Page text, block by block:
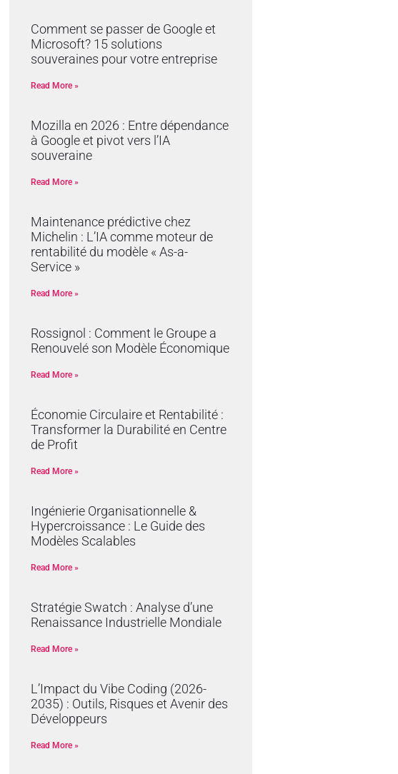
Comment se passer de Google et
Microsoft? 15 solutions
souveraines pour votre entreprise
Read More »
Mozilla en 2026 : Entre dépendance
à Google et pivot vers l’IA
souveraine
Read More »
Maintenance prédictive chez
Michelin : L’IA comme moteur de
rentabilité du modèle « As-a-
Service »
Read More »
Rossignol : Comment le Groupe a
Renouvelé son Modèle Économique
Read More »
Économie Circulaire et Rentabilité :
Transformer la Durabilité en Centre
de Profit
Read More »
Ingénierie Organisationnelle &
Hypercroissance : Le Guide des
Modèles Scalables
Read More »
Stratégie Swatch : Analyse d’une
Renaissance Industrielle Mondiale
Read More »
L’Impact du Vibe Coding (2026-
2035) : Outils, Risques et Avenir des
Développeurs
Read More »